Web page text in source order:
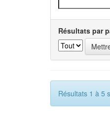
Résultats par
Résultats 1 à 5